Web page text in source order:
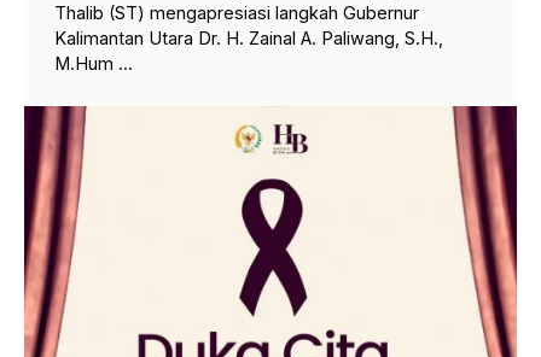
Thalib (ST) mengapresiasi langkah Gubernur
Kalimantan Utara Dr. H. Zainal A. Paliwang, S.H.,
M.Hum ...